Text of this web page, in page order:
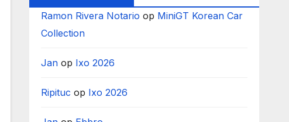
Ramon Rivera Notario op MiniGT Korean Car
Collection
Jan op Ixo 2026
Ripituc op Ixo 2026